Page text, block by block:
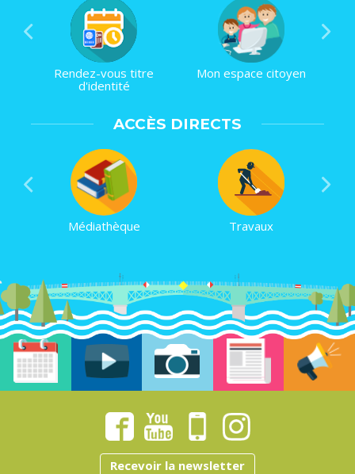
Rendez-vous titre
d'identité
Mon espace citoyen
ACCÈS DIRECTS
Médiathèque Travaux
Recevoir la newsletter